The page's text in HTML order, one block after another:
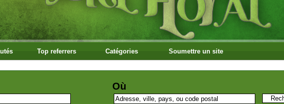
Top referrers Catégories Soumettre un site
Où